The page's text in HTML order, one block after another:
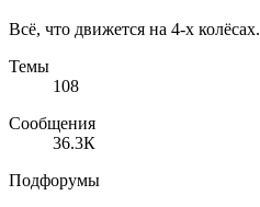
Всё, что движется на 4-х колёсах.
Темы
108
Сообщения
36.3К
Подфорумы